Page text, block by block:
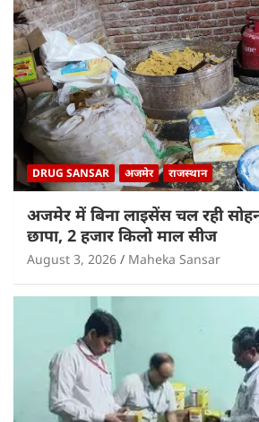
DRUG SANSAR अजमेर राजस्थान
अजमेर में बिना लाइसेंस चल रही
छापा, 2 हजार किलो माल सीज
August 3, 2026 Maheka Sansar